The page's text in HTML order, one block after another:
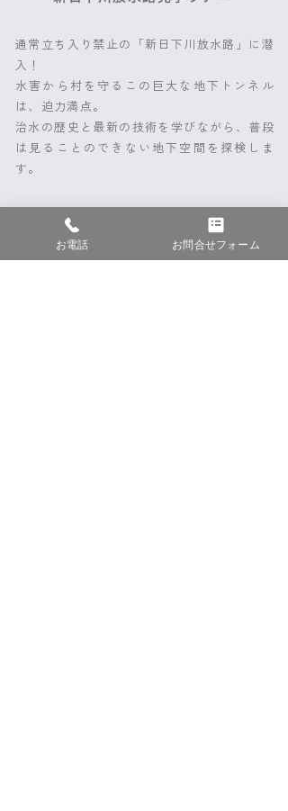
通常立ち入り禁止の「新日下川放水路」に潜
入！
水害から村を守るこの巨大な地下トンネル
は、迫力満点。
治水の歴史と最新の技術を学びながら、普段
は見ることのできない地下空間を探検しま
す。
お電話 お問合せフォーム